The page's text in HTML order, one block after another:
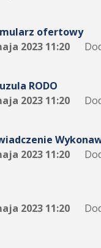
ofertowy
2023 11:20
RODO
2023 11:20
2023 11:20
2023 11:20